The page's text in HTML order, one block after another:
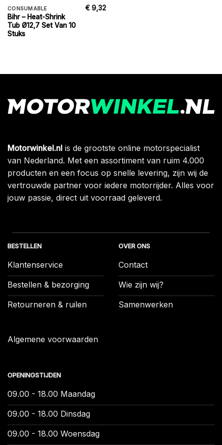
CONSUMABLE
Bihr – Heat-Shrink
Tub Ø12,7 Set Van 10
Stuks
€ 9,32
Motorwinkel.nl is de grootste online motorspecialist
van Nederland. Met een assortiment van ruim 4.000
producten en een focus op snelle levering, zijn wij de
vertrouwde partner voor iedere motorrijder. Alles voor
jouw passie, direct uit voorraad geleverd.
BESTELLEN
Klantenservice
Bestellen & bezorging
Retourneren & ruilen
Algemene voorwaarden
OVER ONS
Contact
Wie zijn wij?
Samenwerken
OPENINGSTIJDEN
09.00 - 18.00 Maandag
09.00 - 18.00 Dinsdag
09.00 - 18.00 Woensdag